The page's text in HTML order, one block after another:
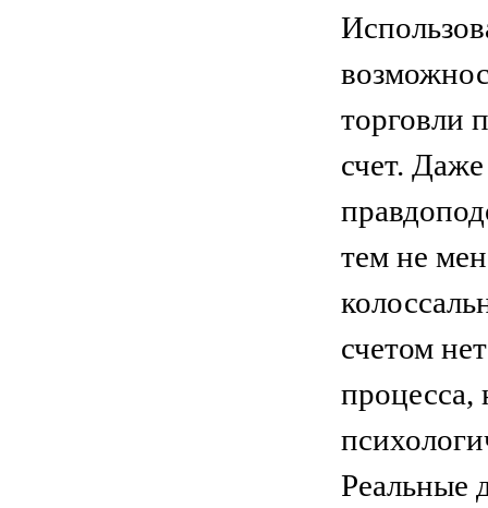
торговли
счет.
тем не
счетом
процесса,
Реальные